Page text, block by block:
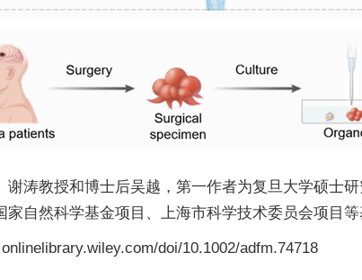
谢涛教授和博士后吴越，第一作者为复旦大学硕士
自然科学基金项目、上海市科学技术委员会项目等
doi/10.1002/adfm.74718